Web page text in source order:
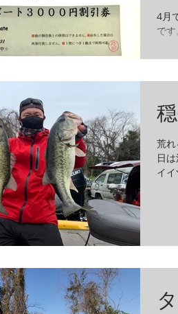
4月
で
ペ
長致
荒
日
イ